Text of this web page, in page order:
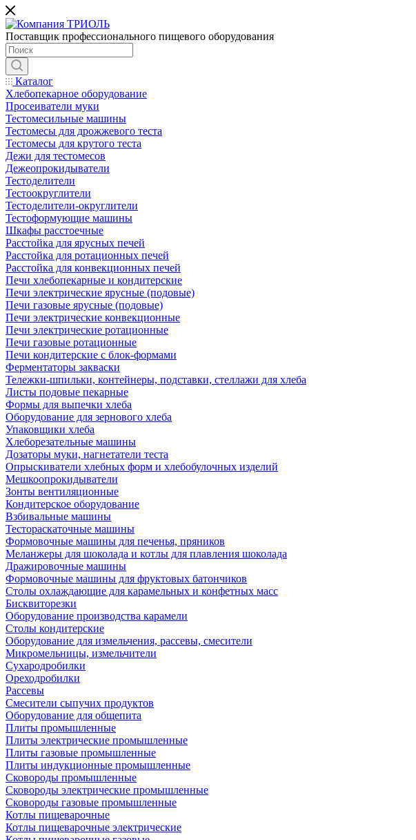
Поставщик профессионального пищевого оборудования
Каталог
Хлебопекарное оборудование
Просеиватели муки
Тестомесильные машины
Тестомесы для дрожжевого теста
Тестомесы для крутого теста
Дежи для тестомесов
Дежеопрокидыватели
Тестоделители
Тестоокруглители
Тестоделители-округлители
Тестоформующие машины
Шкафы расстоечные
Расстойка для ярусных печей
Расстойка для ротационных печей
Расстойка для конвекционных печей
Печи хлебопекарные и кондитерские
Печи электрические ярусные (подовые)
Печи газовые ярусные (подовые)
Печи электрические конвекционные
Печи электрические ротационные
Печи газовые ротационные
Печи кондитерские с блок-формами
Ферментаторы закваски
Тележки-шпильки, контейнеры, подставки, стеллажи для хлеба
Листы подовые пекарные
Формы для выпечки хлеба
Оборудование для зернового хлеба
Упаковщики хлеба
Хлеборезательные машины
Дозаторы муки, нагнетатели теста
Опрыскиватели хлебных форм и хлебобулочных изделий
Мешкоопрокидыватели
Зонты вентиляционные
Кондитерское оборудование
Взбивальные машины
Тестораскаточные машины
Формовочные машины для печенья, пряников
Меланжеры для шоколада и котлы для плавления шоколада
Дражировочные машины
Формовочные машины для фруктовых батончиков
Столы охлаждающие для карамельных и конфетных масс
Бисквиторезки
Оборудование производства карамели
Столы кондитерские
Оборудование для измельчения, рассевы, смесители
Микромельницы, измельчители
Сухародробилки
Ореходробилки
Рассевы
Смесители сыпучих продуктов
Оборудование для общепита
Плиты промышленные
Плиты электрические промышленные
Плиты газовые промышленные
Плиты индукционные промышленные
Сковороды промышленные
Сковороды электрические промышленные
Сковороды газовые промышленные
Котлы пищеварочные
Котлы пищеварочные электрические